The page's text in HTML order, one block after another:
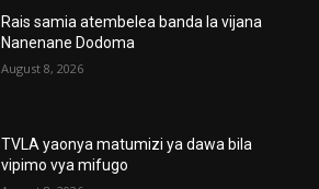
Rais samia atembelea banda la vijana
Nanenane Dodoma
August 8, 2026
TVLA yaonya matumizi ya dawa bila
vipimo vya mifugo